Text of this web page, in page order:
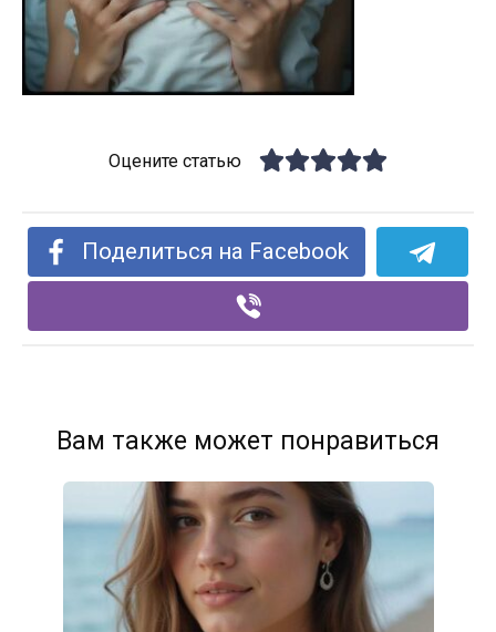
Оцените статью
Поделиться на Facebook
Вам также может понравиться